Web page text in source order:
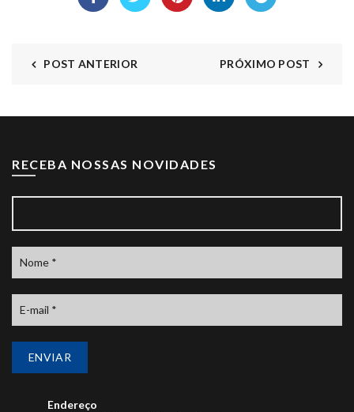
POST ANTERIOR PRÓXIMO POST
RECEBA NOSSAS NOVIDADES
Endereço